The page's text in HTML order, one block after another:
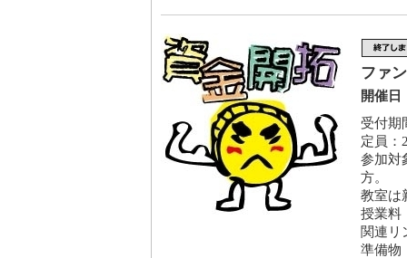
ファ
開催日
受付
定員：
参加対
方。
教室は
授業料
関連リ
準備物